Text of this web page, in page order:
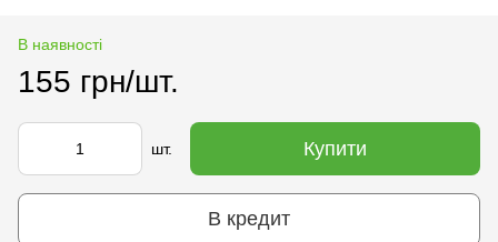
В наявності
155 грн/шт.
шт. Купити
В кредит